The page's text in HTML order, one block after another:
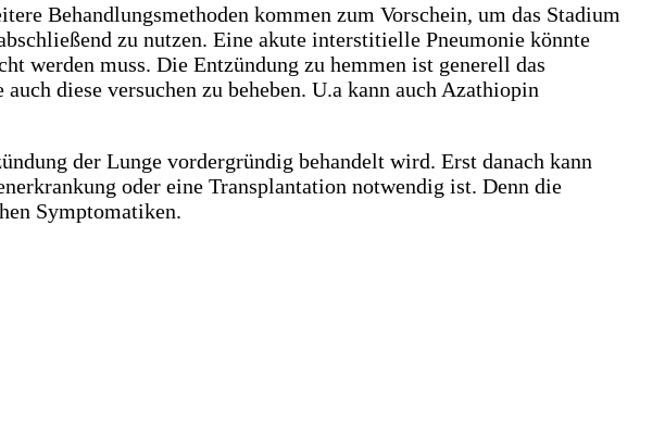
Behandlungsmethoden kommen zum Vorschein, um das Stadium
zu nutzen. Eine akute interstitielle Pneumonie könnte
werden muss. Die Entzündung zu hemmen ist generell das
diese versuchen zu beheben. U.a kann auch Azathiopin
der Lunge vordergründig behandelt wird. Erst danach kann
oder eine Transplantation notwendig ist. Denn die
Symptomatiken.